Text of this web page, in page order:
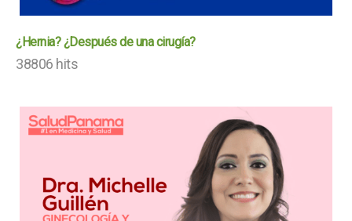
¿Hernia? ¿Después de una cirugía?
38806 hits